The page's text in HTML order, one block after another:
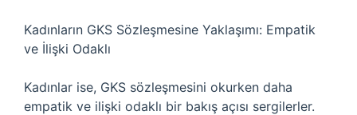
Kadınların GKS Sözleşmesine Yaklaşımı: Empatik
ve İlişki Odaklı
Kadınlar ise, GKS sözleşmesini okurken daha
empatik ve ilişki odaklı bir bakış açısı sergilerler.